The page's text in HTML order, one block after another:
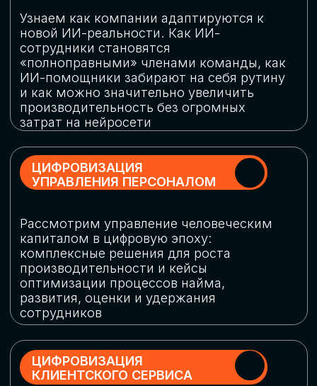
огромную статью затрат
ОБЛАЧНЫЕ ТЕХНОЛОГИИ
Подискутируем, какие облачные решения
существуют на рынке и почему
использование мультиоблачных моделей
не только снижает затраты, но и
«пересборки» бизнес-моделей
СКАЧАТЬ
ПРОГРАММУ
КОНФЕРЕНЦИИ
Оставьте заявку, мы направим вам
программу конференции
СКАЧАТЬ ПРОГРАММУ